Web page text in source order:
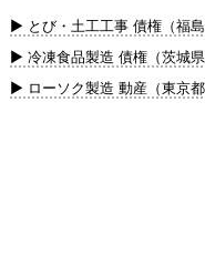
新）
▶ とび・土工工事 債権（福島
▶ 冷凍食品製造 債権（茨城県
▶ ローソク製造 動産（東京都